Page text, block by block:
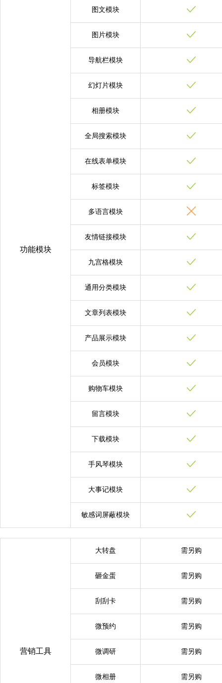
功能模块
图文模块
图片模块
导航栏模块
幻灯片模块
相册模块
全局搜索模块
在线表单模块
标签模块
多语言模块
友情链接模块
九宫格模块
通用分类模块
文章列表模块
产品展示模块
会员模块
购物车模块
留言模块
下载模块
手风琴模块
大事记模块
敏感词屏蔽模块
营销工具
大转盘
砸金蛋
刮刮卡
微预约
微调研
微相册
需另购
需另购
需另购
需另购
需另购
需另购